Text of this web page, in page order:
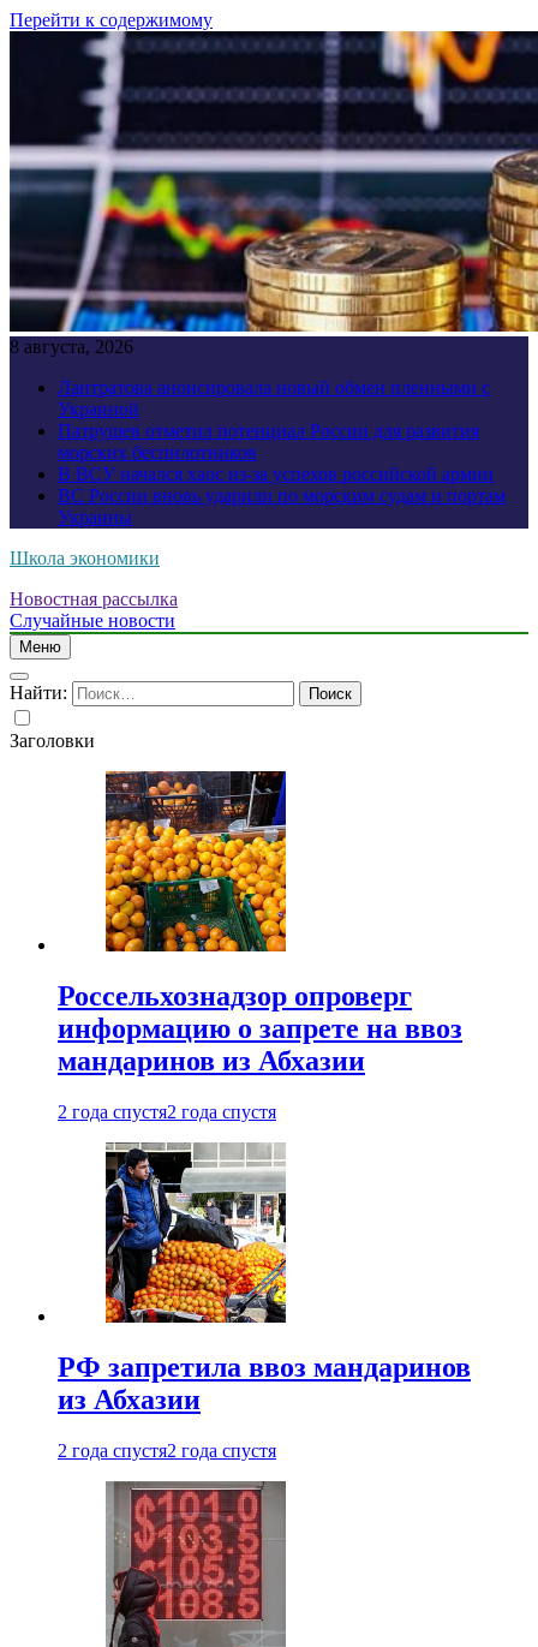
Перейти к содержимому
8 августа, 2026
Лантратова анонсировала новый обмен пленными с
Украиной
Патрушев отметил потенциал России для развития
морских беспилотников
В ВСУ начался хаос из-за успехов российской армии
ВС России вновь ударили по морским судам и портам
Украины
Школа экономики
Новостная рассылка
Случайные новости
Меню
Найти:
Заголовки
Россельхознадзор опроверг
информацию о запрете на ввоз
мандаринов из Абхазии
2 года спустя2 года спустя
РФ запретила ввоз мандаринов
из Абхазии
2 года спустя2 года спустя